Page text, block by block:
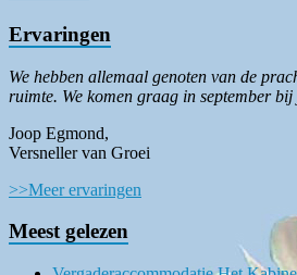
Ervaringen
We hebben allemaal genoten van de
ruimte. We komen graag in september bij
Joop Egmond,
Versneller van Groei
>>Meer ervaringen
Meest gelezen